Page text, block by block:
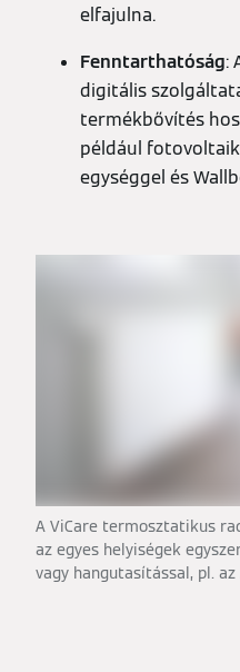
elfajulna.
Fenntarthatóság:
digitális
termékbővítés
például
egységgel és
A ViCare termosztatikus
az egyes helyiségek
vagy hangutasítással, pl.